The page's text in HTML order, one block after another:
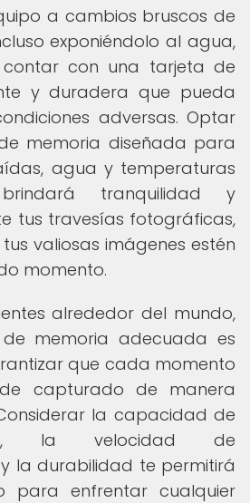
a cambios bruscos de
exponiéndolo al agua,
con una tarjeta de
y duradera que pueda
adversas. Optar
memoria diseñada para
agua y temperaturas
tranquilidad y
tus travesías fotográficas,
valiosas imágenes estén
momento.
alrededor del mundo,
memoria adecuada es
que cada momento
capturado de manera
la capacidad de
la velocidad de
la durabilidad te permitirá
para enfrentar cualquier